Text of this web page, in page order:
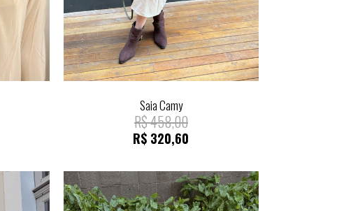
Saia Camy
R$458,00
R$ 320,60